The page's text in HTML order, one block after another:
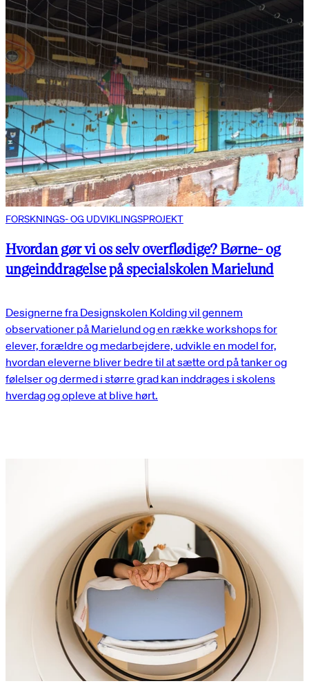
FORSKNINGS- OG UDVIKLINGSPROJEKT
Hvordan gør vi os selv overflødige? Børne- og
ungeinddragelse på specialskolen Marielund
Designerne fra Designskolen Kolding vil gennem
observationer på Marielund og en række workshops for
elever, forældre og medarbejdere, udvikle en model for,
hvordan eleverne bliver bedre til at sætte ord på tanker og
følelser og dermed i større grad kan inddrages i skolens
hverdag og opleve at blive hørt.